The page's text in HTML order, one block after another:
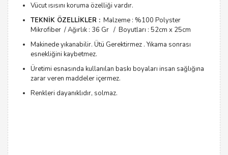
Vücut ısısını koruma özelliği vardır.
TEKNİK ÖZELLİKLER :Malzeme : %100 Polyster
Mikrofiber / Ağırlık : 36 Gr / Boyutları : 52cm x 25cm
Makinede yıkanabilir. Ütü Gerektirmez . Yıkama sonrası
esnekliğini kaybetmez.
Üretimi esnasında kullanılan baskı boyaları insan sağlığına
zarar veren maddeler içermez.
Renkleri dayanıklıdır, solmaz.